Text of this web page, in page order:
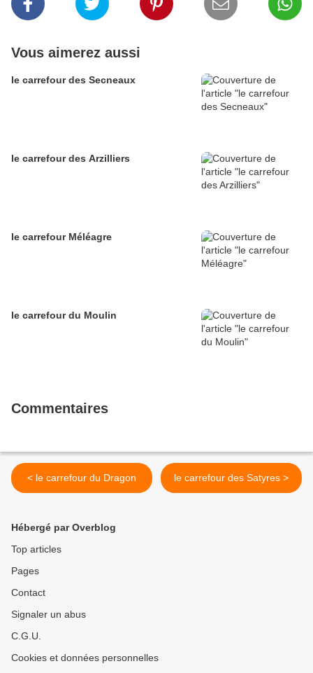
Vous aimerez aussi
le carrefour des Secneaux
le carrefour des Arzilliers
le carrefour Méléagre
le carrefour du Moulin
Commentaires
< le carrefour du Dragon le carrefour des Satyres >
Hébergé par Overblog
Top articles
Pages
Contact
Signaler un abus
C.G.U.
Cookies et données personnelles